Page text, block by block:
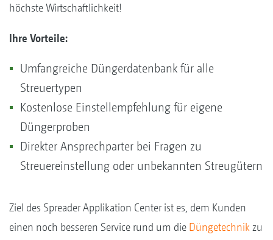
höchste Wirtschaftlichkeit!
Ihre Vorteile:
Umfangreiche Düngerdatenbank für alle
Streuertypen
Kostenlose Einstellempfehlung für eigene
Düngerproben
Direkter Ansprechparter bei Fragen zu
Streuereinstellung oder unbekannten Streugütern
Ziel des Spreader Applikation Center ist es, dem Kunden
einen noch besseren Service rund um die Düngetechnik zu